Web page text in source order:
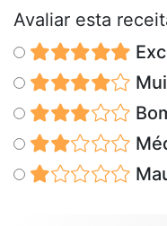
Avaliar esta